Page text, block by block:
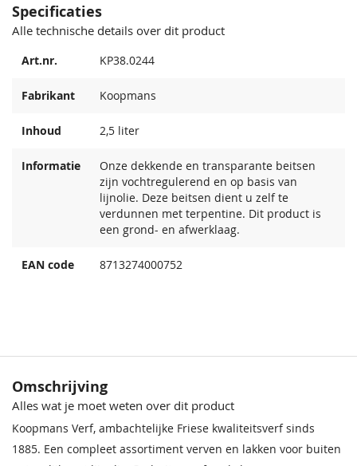
Specificaties
Alle technische details over dit product
Art.nr. KP38.0244
Fabrikant Koopmans
Inhoud 2,5 liter
Informatie
Onze dekkende en transparante beitsen
zijn vochtregulerend en op basis van
lijnolie. Deze beitsen dient u zelf te
verdunnen met terpentine. Dit product is
een grond- en afwerklaag.
EAN code 8713274000752
Omschrijving
Alles wat je moet weten over dit product
Koopmans Verf, ambachtelijke Friese kwaliteitsverf sinds
1885. Een compleet assortiment verven en lakken voor buiten